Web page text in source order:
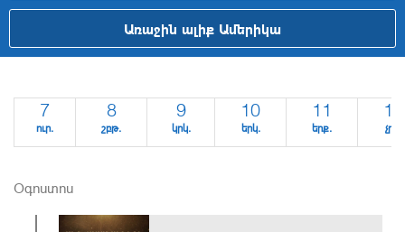
Առաջին ալիք Ամերիկա
7
ուր.
8
շբթ.
9
կրկ.
10
երկ.
11
երք.
12
չրք.
Օգոստոս